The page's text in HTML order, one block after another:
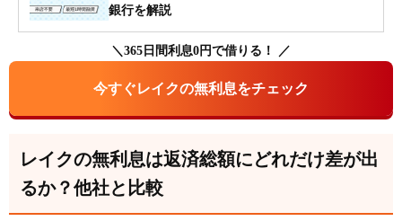
銀行を解説
＼365日間利息0円で借りる！ ／
今すぐレイクの無利息をチェック
レイクの無利息は返済総額にどれだけ差が出
るか？他社と比較